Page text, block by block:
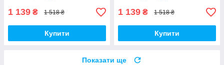
1 139 ₴ 1 518 ₴
Купити
1 139 ₴ 1 518 ₴
Купити
Показати ще